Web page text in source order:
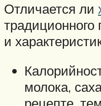
Отличается ли
и
молока,